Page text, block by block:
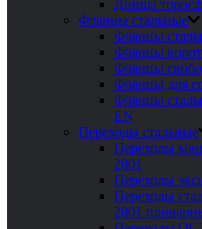
Днища
Фланцы стальные
Фланцы
Фланцы
Фланцы
Фланцы для
Фланцы
EN
Переходы стальные
Переходы
2001
Переходы
Переходы
2001